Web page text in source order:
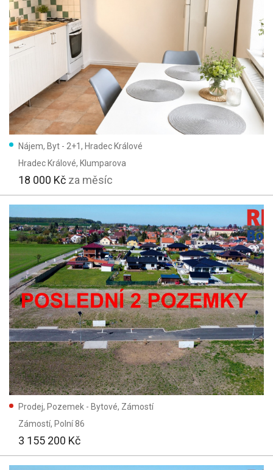
Nájem, Byt - 2+1, Hradec Králové
Hradec Králové, Klumparova
18 000 Kč za měsíc
Prodej, Pozemek - Bytové, Zámostí
Zámostí, Polní 86
3 155 200 Kč